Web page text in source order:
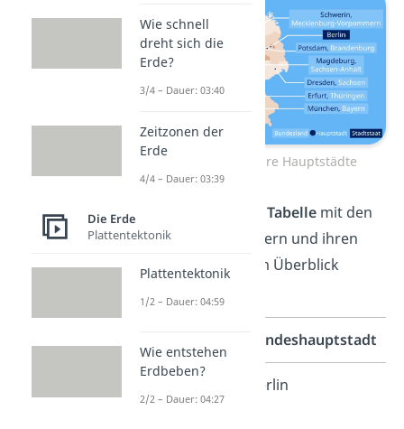
Bundesländer und ihre Hauptstädte
Wir haben dir hier eineTabelle mit den
deutschen Bundesländern und ihren
Landeshauptstädten im Überblick
Landeshauptstadt
Stadtstaat
Berlin
Wie schnell
dreht sich die
Erde?
3/4 – Dauer: 03:40
Zeitzonen der
Erde
4/4 – Dauer: 03:39
Die Erde
Plattentektonik
Plattentektonik
1/2 – Dauer: 04:59
Wie entstehen
Erdbeben?
2/2 – Dauer: 04:27